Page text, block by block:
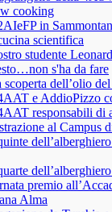
cooking
in
scientifica
studente
s'ha da fare
scoperta dell’olio
e AddioPizzo
responsabili di
al Campus
premio
Alma